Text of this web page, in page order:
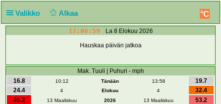
Valikko Alkaa °C
17:06:59 La 8 Elokuu 2026
Hauskaa päivän jatkoa
Mak. Tuuli | Puhuri - mph
16.8
10:12 Tänään 13:58
19.7
24.4
4 Elokuu 4
32.4
45.2
13 Maaliskuu 2026 13 Maaliskuu
53.2